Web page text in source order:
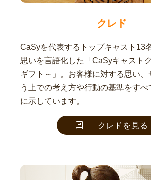
クレド
CaSyを代表するトップキャスト13
思いを言語化した「CaSyキャスト
ギフト～」。お客様に対する思い
う上での考え方や行動の基準をすべ
に示しています。
クレドを見る